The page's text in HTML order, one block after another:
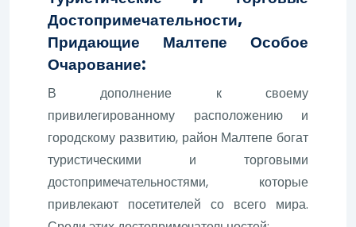
Достопримечательности,
Придающие Малтепе Особое
Очарование:
В дополнение к своему
привилегированному расположению и
городскому развитию, район Малтепе богат
туристическими и торговыми
достопримечательностями, которые
привлекают посетителей со всего мира.